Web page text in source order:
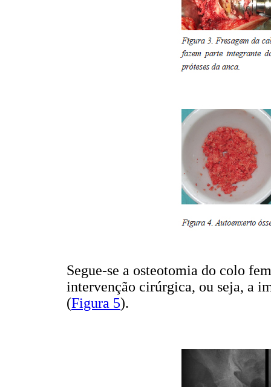
Segue-se a osteotomia do colo
intervenção cirúrgica, ou seja, a
(Figura 5).